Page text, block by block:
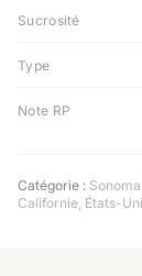
Sucrosité
Type
Note RP
Catégorie :
Californie, États-